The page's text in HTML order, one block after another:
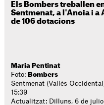
Els Bombers treballen
Sentmenat, a l'Anoia i a
de 106 dotacions
Maria Pentinat
Foto: Bombers
Sentmenat (Vallès
15:39
Actualitzat: Dilluns, 6 de